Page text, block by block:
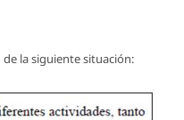
la siguiente situación: